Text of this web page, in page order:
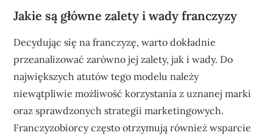
Jakie są główne zalety i wady franczyzy
Decydując się na franczyzę, warto dokładnie
przeanalizować zarówno jej zalety, jak i wady. Do
największych atutów tego modelu należy
niewątpliwie możliwość korzystania z uznanej marki
oraz sprawdzonych strategii marketingowych.
Franczyzobiorcy często otrzymują również wsparcie